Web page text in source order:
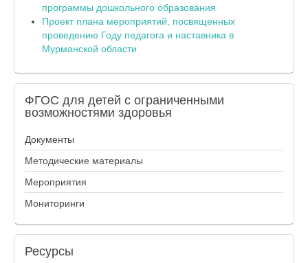
программы дошкольного образования
Проект плана мероприятий, посвященных
проведению Году педагога и наставника в
Мурманской области
ФГОС для детей с ограниченными
возможностями здоровья
Документы
Методические материалы
Мероприятия
Мониторинги
Ресурсы